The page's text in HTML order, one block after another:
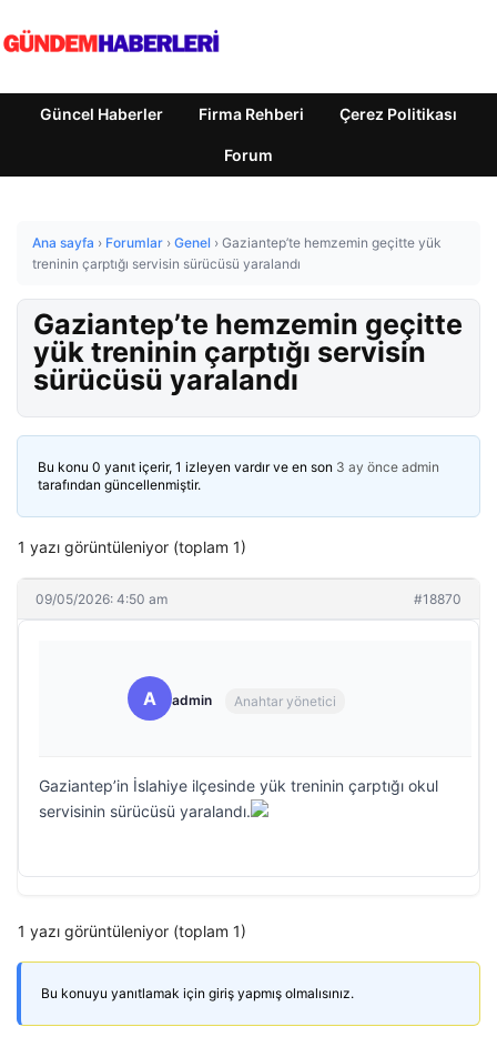
Güncel Haberler Firma Rehberi Çerez Politikası
Forum
Ana sayfa › Forumlar › Genel › Gaziantep’te hemzemin geçitte yük
treninin çarptığı servisin sürücüsü yaralandı
Gaziantep’te hemzemin geçitte
yük treninin çarptığı servisin
sürücüsü yaralandı
Bu konu 0 yanıt içerir, 1 izleyen vardır ve en son 3 ay önce admin
tarafından güncellenmiştir.
1 yazı görüntüleniyor (toplam 1)
09/05/2026: 4:50 am #18870
A admin Anahtar yönetici
Gaziantep’in İslahiye ilçesinde yük treninin çarptığı okul
servisinin sürücüsü yaralandı.
1 yazı görüntüleniyor (toplam 1)
Bu konuyu yanıtlamak için giriş yapmış olmalısınız.